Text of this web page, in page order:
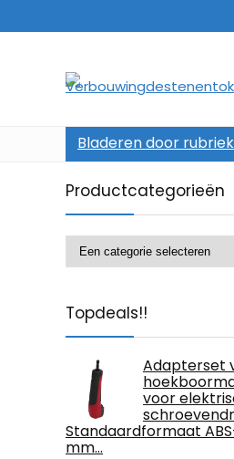
Bladeren door
Productcategorieën
Topdeals!!
Adapterset
voor
Standaardformaat
mm…